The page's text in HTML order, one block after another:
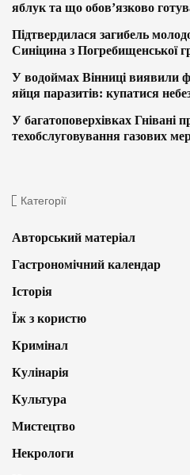
яблук та що обов’язково
Підтвердилася загибель
Синіцина з Погребищенської
У водоймах Вінниці виявили
яйця паразитів: купатися
У багатоповерхівках Гнівані
техобслуговування газових
Категорії
Авторський матеріал
Гастрономічний календар
Історія
Їж з користю
Кримінал
Кулінарія
Культура
Мистецтво
Некрологи